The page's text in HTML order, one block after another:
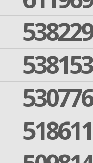
538229
538153
530776
518611